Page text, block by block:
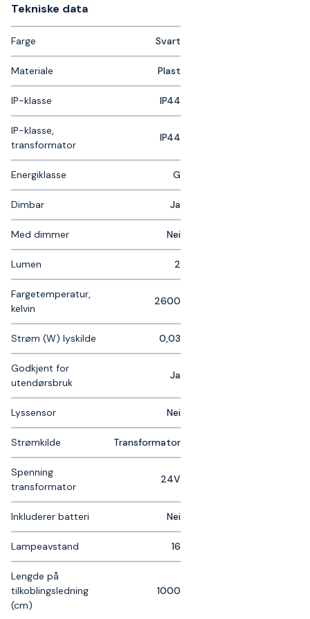
Tekniske data​
Farge Svart
Materiale Plast
IP-klasse IP44
IP-klasse,
transformator
IP44
Energiklasse G
Dimbar Ja
Med dimmer Nei
Lumen 2
Fargetemperatur,
kelvin
2600
Strøm (W) lyskilde 0,03
Godkjent for
utendørsbruk
Ja
Lyssensor Nei
Strømkilde Transformator
Spenning
transformator
24V
Inkluderer batteri Nei
Lampeavstand 16
Lengde på
tilkoblingsledning
(cm)
1000